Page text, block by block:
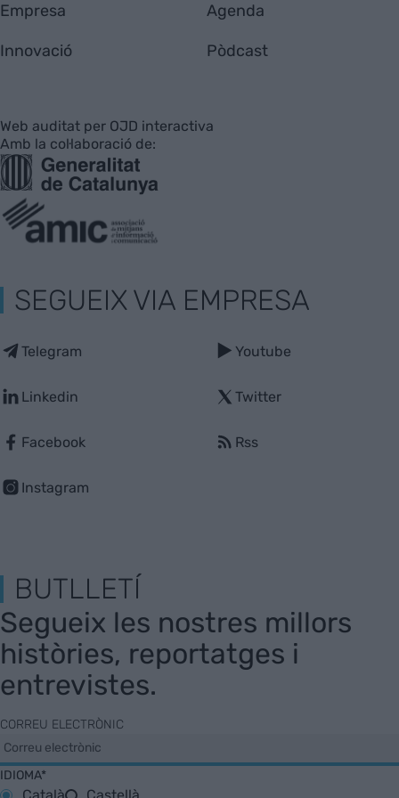
Empresa
Innovació
Agenda
Pòdcast
Web auditat per OJD interactiva
Amb la col·laboració de:
SEGUEIX VIA EMPRESA
Telegram
Linkedin
Facebook
Instagram
Youtube
Twitter
Rss
BUTLLETÍ
Segueix les nostres millors
històries, reportatges i
entrevistes.
CORREU ELECTRÒNIC
IDIOMA*